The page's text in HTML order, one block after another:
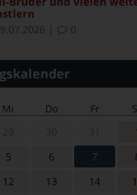
0
Mi Do Fr
5 6 7
12 13 14